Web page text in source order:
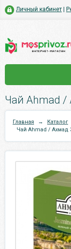
Личный кабинет
Главная → Каталог
Чай Ahmad /